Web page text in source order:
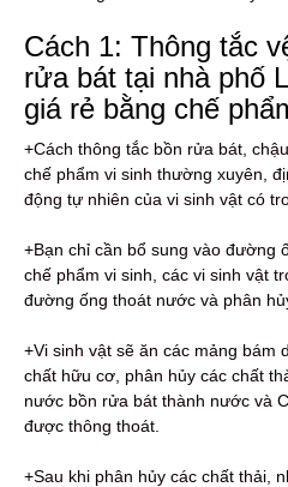
Cách 1: Thông tắc
rửa bát tại nhà phố
giá rẻ bằng chế
+Cách thông tắc bồn rửa bát,
chế phẩm vi sinh thường xuyên,
động tự nhiên của vi sinh vật có
+Bạn chỉ cần bổ sung vào đường
chế phẩm vi sinh, các vi sinh vật
đường ống thoát nước và phân
+Vi sinh vật sẽ ăn các mảng bám
chất hữu cơ, phân hủy các chất
nước bồn rửa bát thành nước và
được thông thoát.
+Sau khi phân hủy các chất thải,